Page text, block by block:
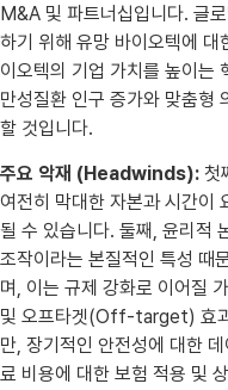
M&A 및 파트너십입니다. 글
하기 위해 유망 바이오텍에
이오텍의 기업 가치를 높이는
만성질환 인구 증가와 맞춤형
할 것입니다.
주요 악재 (Headwinds): 첫
여전히 막대한 자본과 시간이
될 수 있습니다. 둘째, 윤리적
조작이라는 본질적인 특성 때
며, 이는 규제 강화로 이어질
및 오프타겟(Off-target) 효과
만, 장기적인 안전성에 대한
료 비용에 대한 보험 적용 및